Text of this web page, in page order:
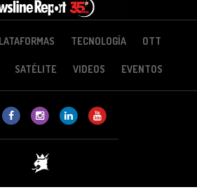
TECNOLOGÍA OTT
SATÉLITE VIDEOS EVENTOS